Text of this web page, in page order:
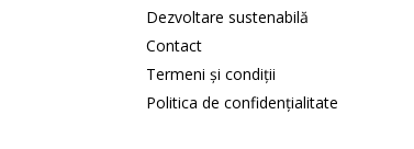
Dezvoltare sustenabilă
Contact
Termeni și condiții
Politica de confidențialitate